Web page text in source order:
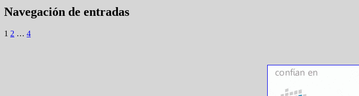
Navegación de entradas
1 2 … 4